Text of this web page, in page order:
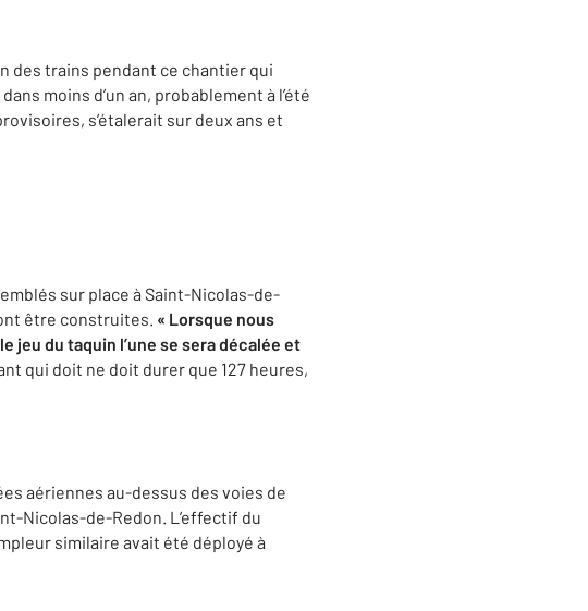
des trains pendant ce chantier qui
moins d’un an, probablement à l’été
s’étalerait sur deux ans et
sur place à Saint-Nicolas-de-
être construites. « Lorsque nous
jeu du taquin l’une se sera décalée et
qui doit ne doit durer que 127 heures,
aériennes au-dessus des voies de
Nicolas-de-Redon. L’effectif du
similaire avait été déployé à